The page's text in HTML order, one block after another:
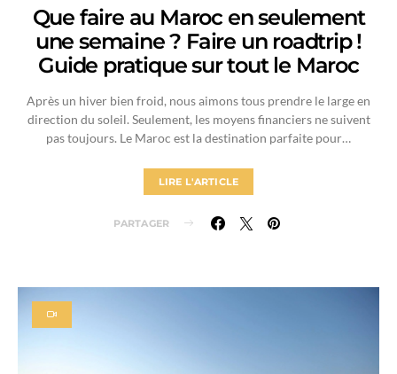
Que faire au Maroc en seulement
une semaine ? Faire un roadtrip !
Guide pratique sur tout le Maroc
Après un hiver bien froid, nous aimons tous prendre le large en
direction du soleil. Seulement, les moyens financiers ne suivent
pas toujours. Le Maroc est la destination parfaite pour…
LIRE L'ARTICLE
PARTAGER